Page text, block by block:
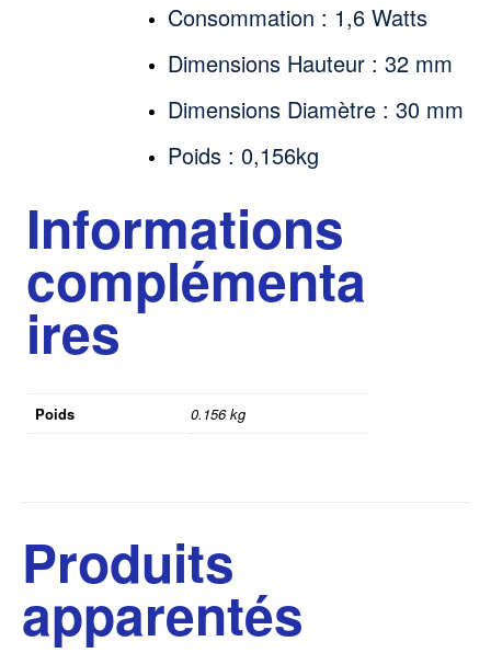
Consommation : 1,6 Watts
Dimensions Hauteur : 32 mm
Dimensions Diamètre : 30 mm
Poids : 0,156kg
Informations
complémenta
ires
Poids 0.156 kg
Produits
apparentés